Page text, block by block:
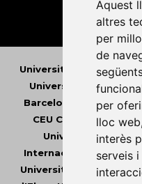
Aquest
altres
per
de
per
lloc web,
interès
serveis
Universitat Abat Oliba
Universitat d'Andorra
Barcelona
CEU Cardenal Herrera
Universitat de les
Internacional de
Universitat de Lleida•